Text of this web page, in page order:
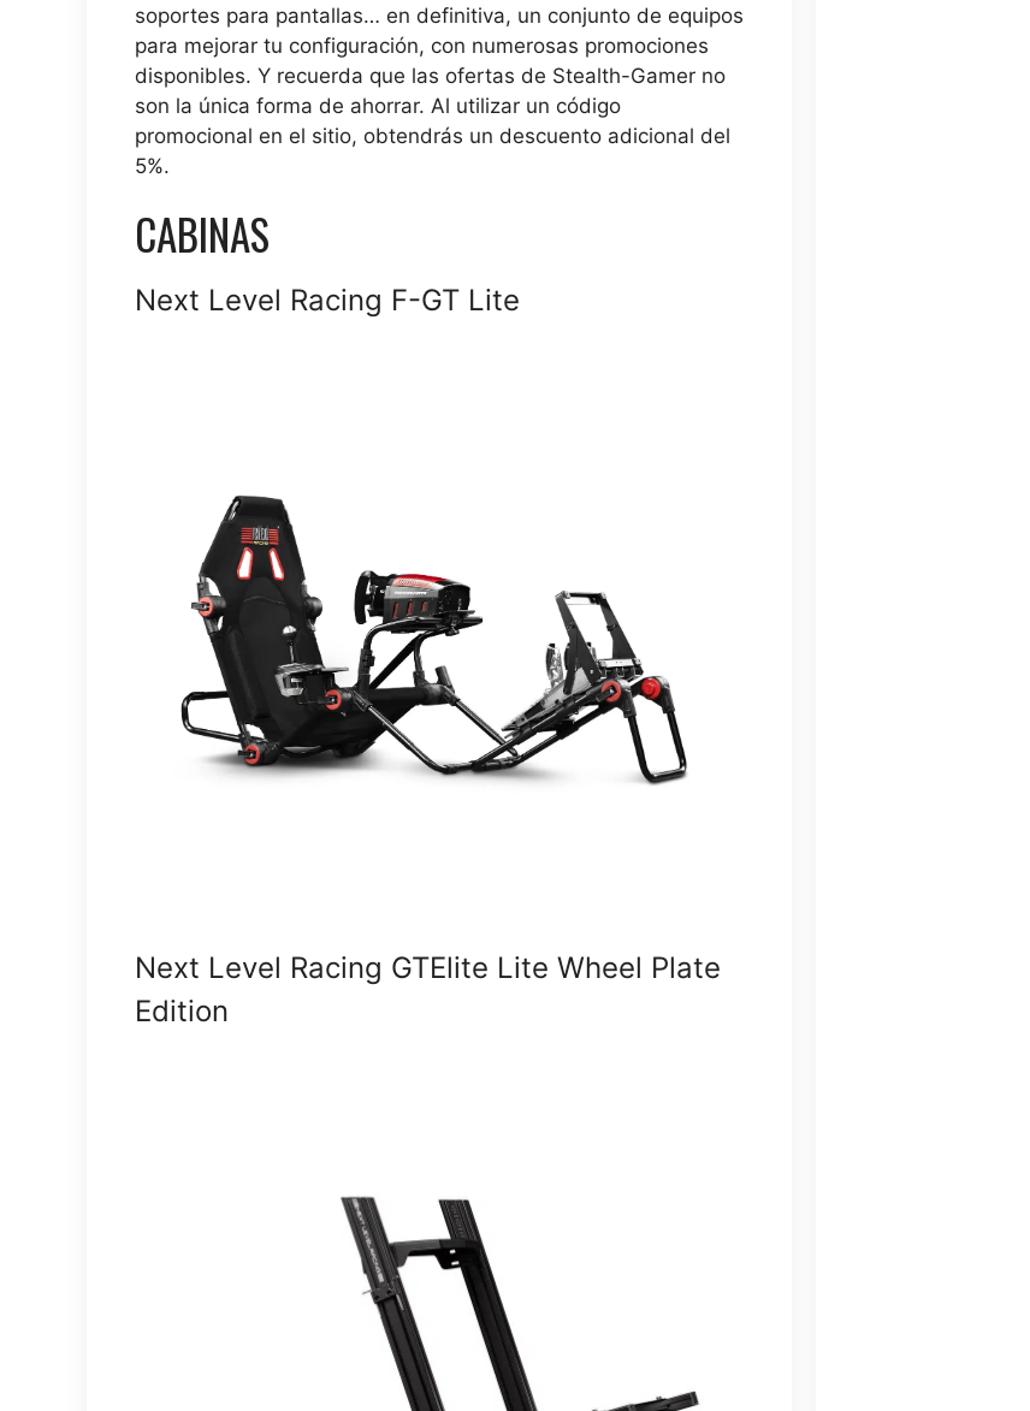
soportes para pantallas… en definitiva, un conjunto de equipos
para mejorar tu configuración, con numerosas promociones
disponibles. Y recuerda que las ofertas de Stealth-Gamer no
son la única forma de ahorrar. Al utilizar un código
promocional en el sitio, obtendrás un descuento adicional del
5%.
CABINAS
Next Level Racing F-GT Lite
Next Level Racing GTElite Lite Wheel Plate
Edition